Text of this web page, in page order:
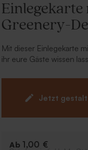
Einlegekarte
Greenery-
Mit dieser Einlegekarte
ihr eure Gäste wissen
ein harmonisches
Jetzt
Ab 1,00 €